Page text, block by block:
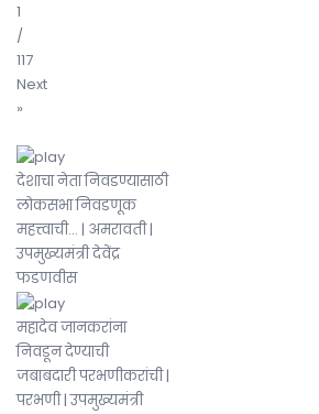
1
/
117
Next
»
देशाचा नेता निवडण्यासाठी
लोकसभा निवडणूक
महत्त्वाची... | अमरावती |
उपमुख्यमंत्री देवेंद्र
फडणवीस
महादेव जानकरांना
निवडून देण्याची
जबाबदारी परभणीकरांची |
परभणी | उपमुख्यमंत्री